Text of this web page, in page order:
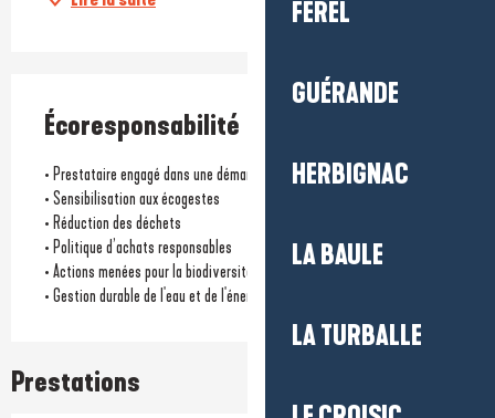
FÉREL
GUÉRANDE
HERBIGNAC
LA BAULE
LA TURBALLE
Écoresponsabilité
• Prestataire engagé dans une démarche environnementale
• Sensibilisation aux écogestes
• Réduction des déchets
• Politique d’achats responsables
• Actions menées pour la biodiversité locale
• Gestion durable de l'eau et de l'énergie
Prestations